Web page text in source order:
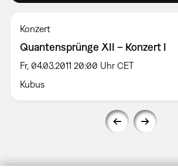
Konzert
Quantensprünge XII – Konzert I
Fr, 04.03.2011 20:00 Uhr CET
Kubus